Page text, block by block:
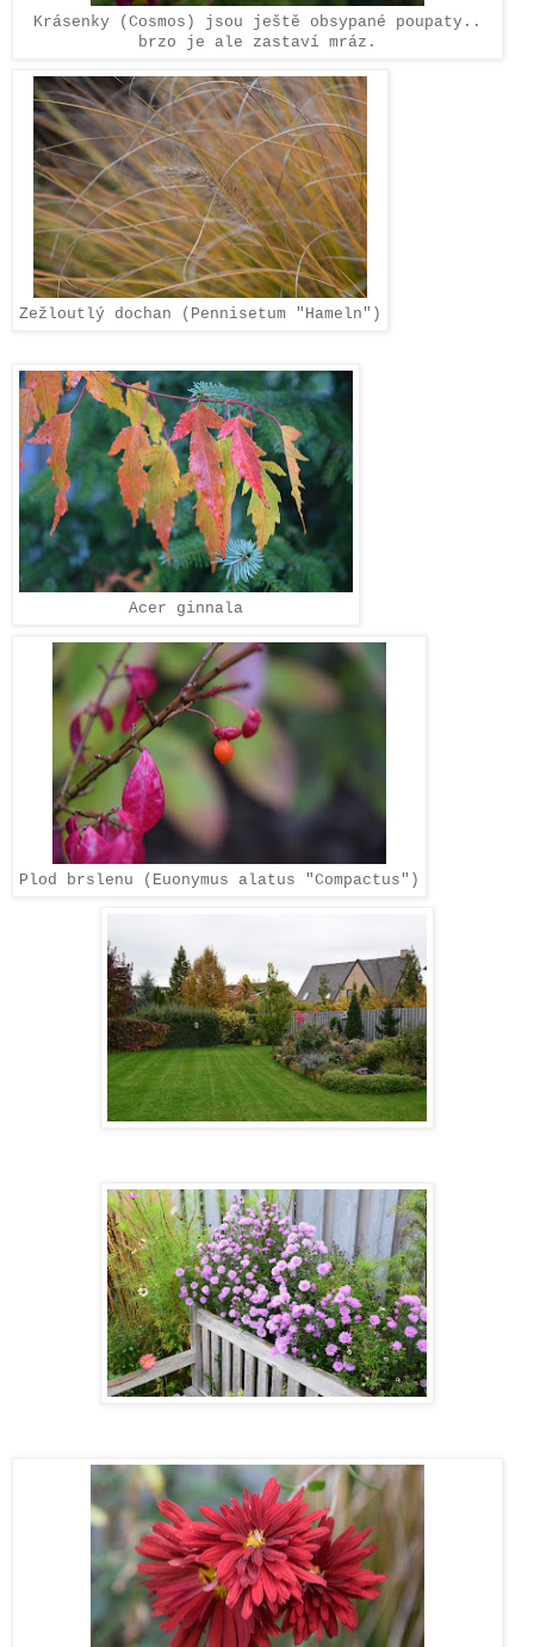
Krásenky (Cosmos) jsou ještě obsypané poupaty..
brzo je ale zastaví mráz.
Zežloutlý dochan (Pennisetum "Hameln")
Acer ginnala
Plod brslenu (Euonymus alatus "Compactus")